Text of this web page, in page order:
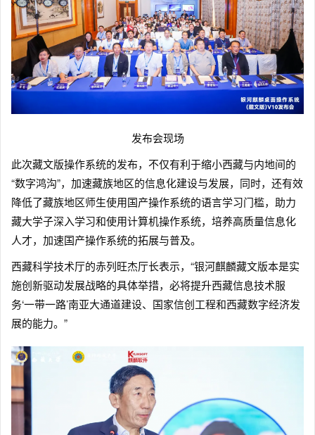
发布会现场
此次藏文版操作系统的发布，不仅有利于缩小西藏与内地间的
“数字鸿沟”，加速藏族地区的信息化建设与发展，同时，还有效
降低了藏族地区师生使用国产操作系统的语言学习门槛，助力
藏大学子深入学习和使用计算机操作系统，培养高质量信息化
人才，加速国产操作系统的拓展与普及。
西藏科学技术厅的赤列旺杰厅长表示，“银河麒麟藏文版本是实
施创新驱动发展战略的具体举措，必将提升西藏信息技术服
务‘一带一路’南亚大通道建设、国家信创工程和西藏数字经济发
展的能力。”